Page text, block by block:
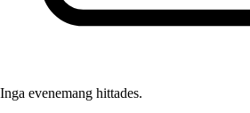
Inga evenemang hittades.